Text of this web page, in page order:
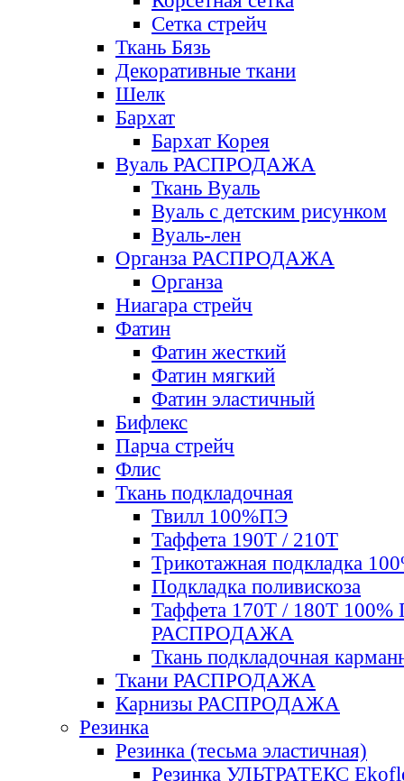
Сетка стрейч
Ткань Бязь
Декоративные ткани
Шелк
Бархат
Бархат Корея
Вуаль РАСПРОДАЖА
Ткань Вуаль
Вуаль с детским рисунком
Вуаль-лен
Органза РАСПРОДАЖА
Органза
Ниагара стрейч
Фатин
Фатин жесткий
Фатин мягкий
Фатин элаcтичный
Бифлекс
Парча стрейч
Флис
Ткань подкладочная
Твилл 100%ПЭ
Таффета 190Т / 210Т
Трикотажная подкладка
Подкладка поливискоза
Таффета 170Т / 180Т 100%
РАСПРОДАЖА
Ткань подкладочная
Ткани РАСПРОДАЖА
Карнизы РАСПРОДАЖА
Резинка
Резинка (тесьма эластичная)
Резинка УЛЬТРАТЕКС